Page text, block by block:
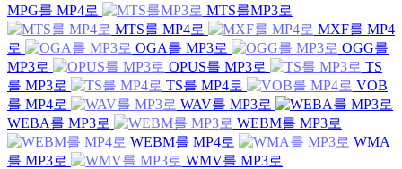
MPG를 MP4로
MTS를MP3로
MTS를 MP4로
MXF를 MP4
로
OGA를 MP3로
OGG를
MP3로
OPUS를 MP3로
TS
를 MP3로
TS를 MP4로
VOB
를 MP4로
WAV를 MP3로
WEBA를 MP3로
WEBM를 MP3로
WEBM를 MP4로
WMA
를 MP3로
WMV를 MP3로